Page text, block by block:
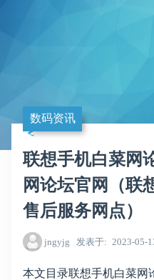
数码资讯
联想手机白菜网
网论坛官网（联
售后服务网点）
jngyjg 发表于 2023-05-
本文目录联想手机白菜网